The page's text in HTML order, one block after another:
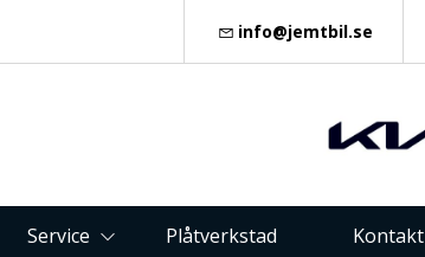
info@jemtbil.se
Service Plåtverkstad Kontakt